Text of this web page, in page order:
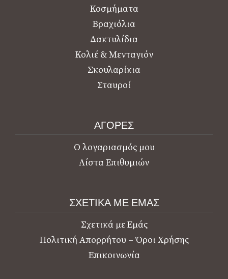
Κοσμήματα
Βραχιόλια
Δακτυλίδια
Κολιέ & Μενταγιόν
Σκουλαρίκια
Σταυροί
ΑΓΟΡΕΣ
Ο λογαριασμός μου
Λίστα Επιθυμιών
ΣΧΕΤΙΚΑ ΜΕ ΕΜΑΣ
Σχετικά με Εμάς
Πολιτική Απορρήτου – Όροι Χρήσης
Επικοινωνία